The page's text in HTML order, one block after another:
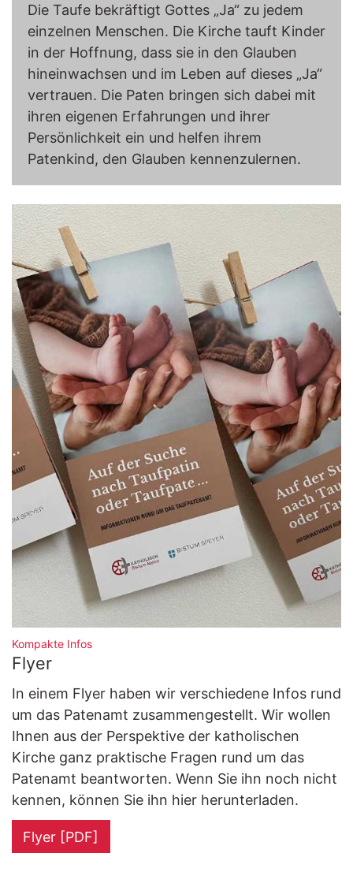
Die Taufe bekräftigt Gottes „Ja“ zu jedem
einzelnen Menschen. Die Kirche tauft Kinder
in der Hoffnung, dass sie in den Glauben
hineinwachsen und im Leben auf dieses „Ja“
vertrauen. Die Paten bringen sich dabei mit
ihren eigenen Erfahrungen und ihrer
Persönlichkeit ein und helfen ihrem
Patenkind, den Glauben kennenzulernen.
Kompakte Infos:
Flyer
In einem Flyer haben wir verschiedene Infos rund
um das Patenamt zusammengestellt. Wir wollen
Ihnen aus der Perspektive der katholischen
Kirche ganz praktische Fragen rund um das
Patenamt beantworten. Wenn Sie ihn noch nicht
kennen, können Sie ihn hier herunterladen.
Flyer [PDF]